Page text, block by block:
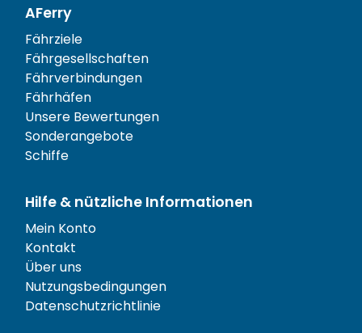
AFerry
Fährziele
Fährgesellschaften
Fährverbindungen
Fährhäfen
Unsere Bewertungen
Sonderangebote
Schiffe
Hilfe & nützliche Informationen
Mein Konto
Kontakt
Über uns
Nutzungsbedingungen
Datenschutzrichtlinie